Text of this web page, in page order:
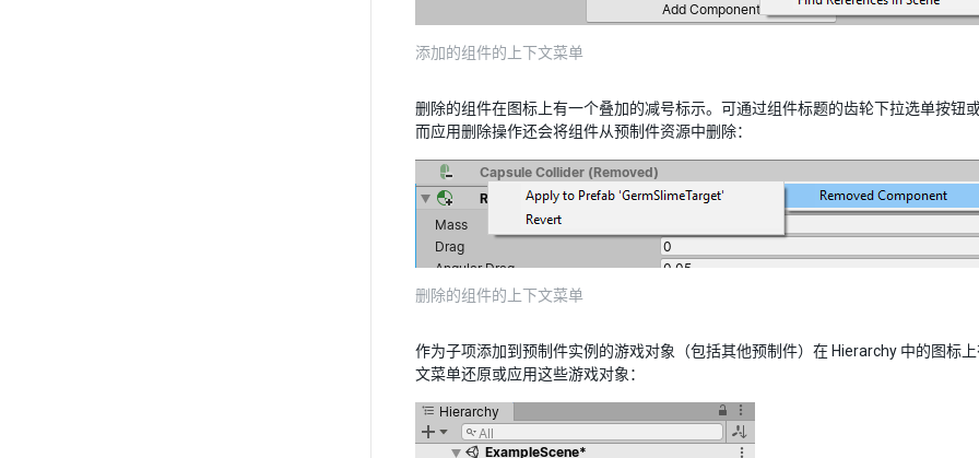
添加的组件的上下文菜单
删除的组件在图标上有一个叠加的减号标示。可通过组件标题的齿轮下拉选单按
而应用删除操作还会将组件从预制件资源中删除：
删除的组件的上下文菜单
作为子项添加到预制件实例的游戏对象（包括其他预制件）在 Hierarchy 中的图标
文菜单还原或应用这些游戏对象：